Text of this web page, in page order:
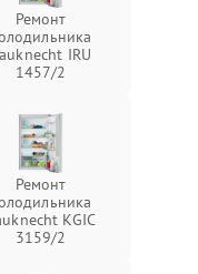
Ремонт
IRU
1457/2
Ремонт
KGIC
3159/2